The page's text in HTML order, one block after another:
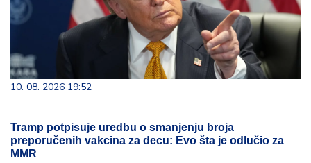
10. 08. 2026 19:52
Tramp potpisuje uredbu o smanjenju broja
preporučenih vakcina za decu: Evo šta je odlučio za
MMR